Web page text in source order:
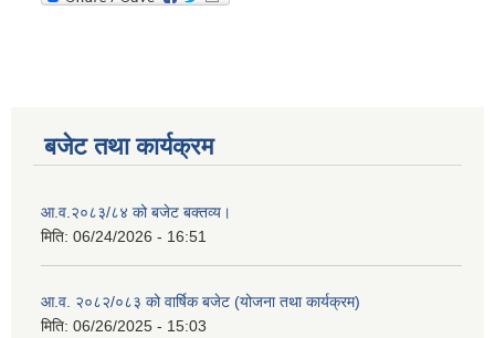
बजेट तथा कार्यक्रम
आ.व.२०८३/८४ को बजेट बक्तव्य।
मिति: 06/24/2026 - 16:51
आ.व. २०८२/०८३ को वार्षिक बजेट (योजना तथा कार्यक्रम)
मिति: 06/26/2025 - 15:03